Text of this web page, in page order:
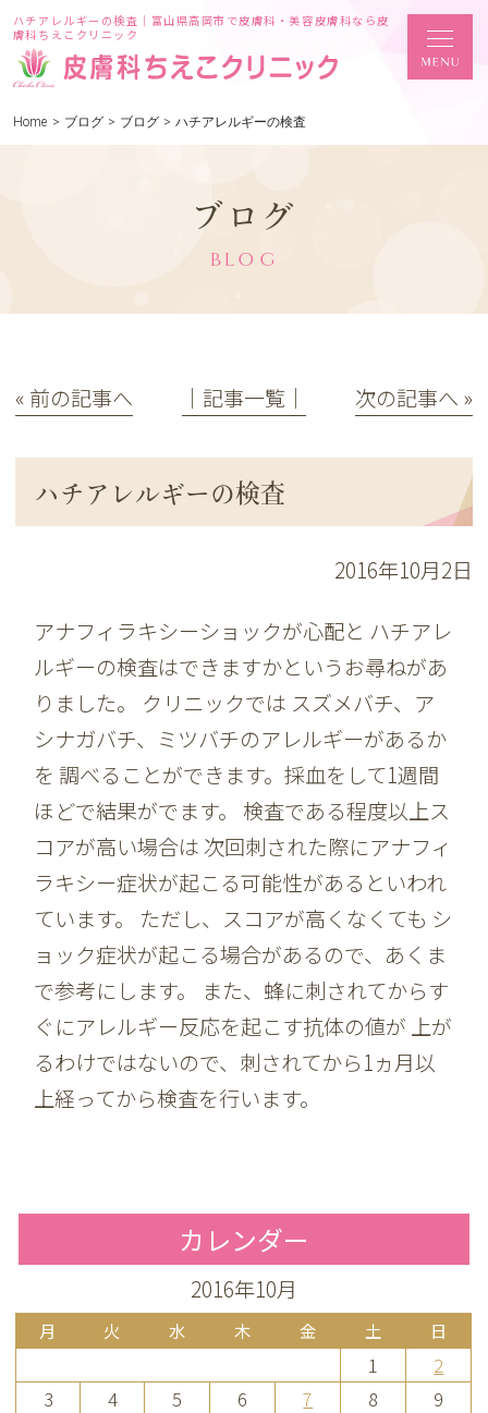
ハチアレルギーの検査｜富山県高岡市で皮膚科・美容皮膚科なら皮
膚科ちえこクリニック
Home > ブログ > ブログ > ハチアレルギーの検査
ブログ
BLOG
« 前の記事へ │記事一覧│ 次の記事へ »
ハチアレルギーの検査
2016年10月2日
アナフィラキシーショックが心配と ハチアレ
ルギーの検査はできますかというお尋ねがあ
りました。 クリニックでは スズメバチ、ア
シナガバチ、ミツバチのアレルギーがあるか
を 調べることができます。採血をして1週間
ほどで結果がでます。 検査である程度以上ス
コアが高い場合は 次回刺された際にアナフィ
ラキシー症状が起こる可能性があるといわれ
ています。 ただし、スコアが高くなくても シ
ョック症状が起こる場合があるので、あくま
で参考にします。 また、蜂に刺されてからす
ぐにアレルギー反応を起こす抗体の値が 上が
るわけではないので、刺されてから1ヵ月以
上経ってから検査を行います。
カレンダー
2016年10月
月 火 水 木 金 土 日
1
2
3
4 5 6 7 8
9